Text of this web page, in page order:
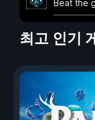
Beat the
최고 인기